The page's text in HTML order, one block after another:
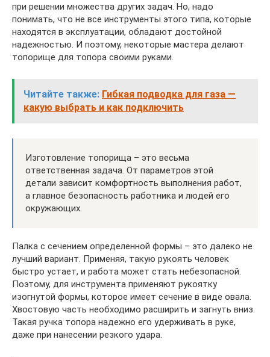
при решении множества других задач. Но, надо
понимать, что не все инструменты этого типа, которые
находятся в эксплуатации, обладают достойной
надежностью. И поэтому, некоторые мастера делают
топорище для топора своими руками.
Читайте также: Гибкая подводка для газа —
какую выбрать и как подключить
Изготовление топорища – это весьма
ответственная задача. От параметров этой
детали зависит комфортность выполнения работ,
а главное безопасность работника и людей его
окружающих.
Палка с сечением определенной формы – это далеко не
лучший вариант. Применяя, такую рукоять человек
быстро устает, и работа может стать небезопасной.
Поэтому, для инструмента применяют рукоятку
изогнутой формы, которое имеет сечение в виде овала.
Хвостовую часть необходимо расширить и загнуть вниз.
Такая ручка топора надежно его удерживать в руке,
даже при нанесении резкого удара.